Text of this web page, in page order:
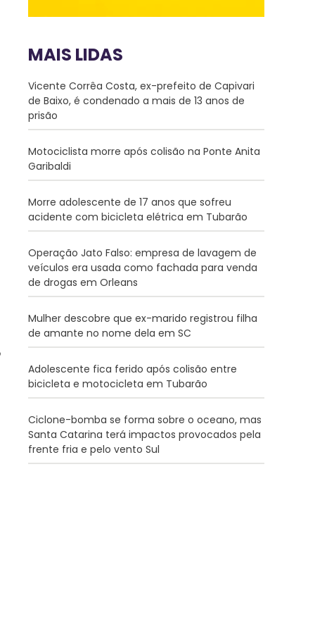
MAIS LIDAS
Vicente Corrêa Costa, ex-prefeito de Capivari
de Baixo, é condenado a mais de 13 anos de
prisão
Motociclista morre após colisão na Ponte Anita
Garibaldi
Morre adolescente de 17 anos que sofreu
acidente com bicicleta elétrica em Tubarão
Operação Jato Falso: empresa de lavagem de
veículos era usada como fachada para venda
de drogas em Orleans
Mulher descobre que ex-marido registrou filha
de amante no nome dela em SC
Adolescente fica ferido após colisão entre
bicicleta e motocicleta em Tubarão
Ciclone-bomba se forma sobre o oceano, mas
Santa Catarina terá impactos provocados pela
frente fria e pelo vento Sul